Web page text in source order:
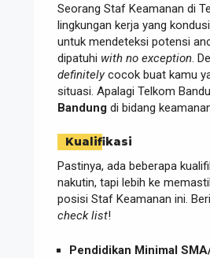
Seorang Staf Keamanan di
lingkungan kerja yang
untuk mendeteksi potensi
dipatuhi with no exception .
definitelycocok buat kamu
situasi. Apalagi Telkom
Bandung di bidang
Kualifikasi
Pastinya, ada beberapa
nakutin, tapi lebih ke
posisi Staf Keamanan ini.
check list!
Pendidikan Minimal